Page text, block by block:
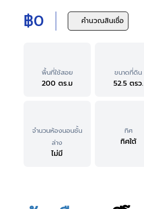
฿0 คำนวณสินเชื่อ
พื้นที่ใช้สอย
200 ตร.ม
ขนาดที่ดิน
52.5 ตรว.
จำนวนห้องนอนชั้น
ล่าง
ไม่มี
ทิศ
ทิศใต้